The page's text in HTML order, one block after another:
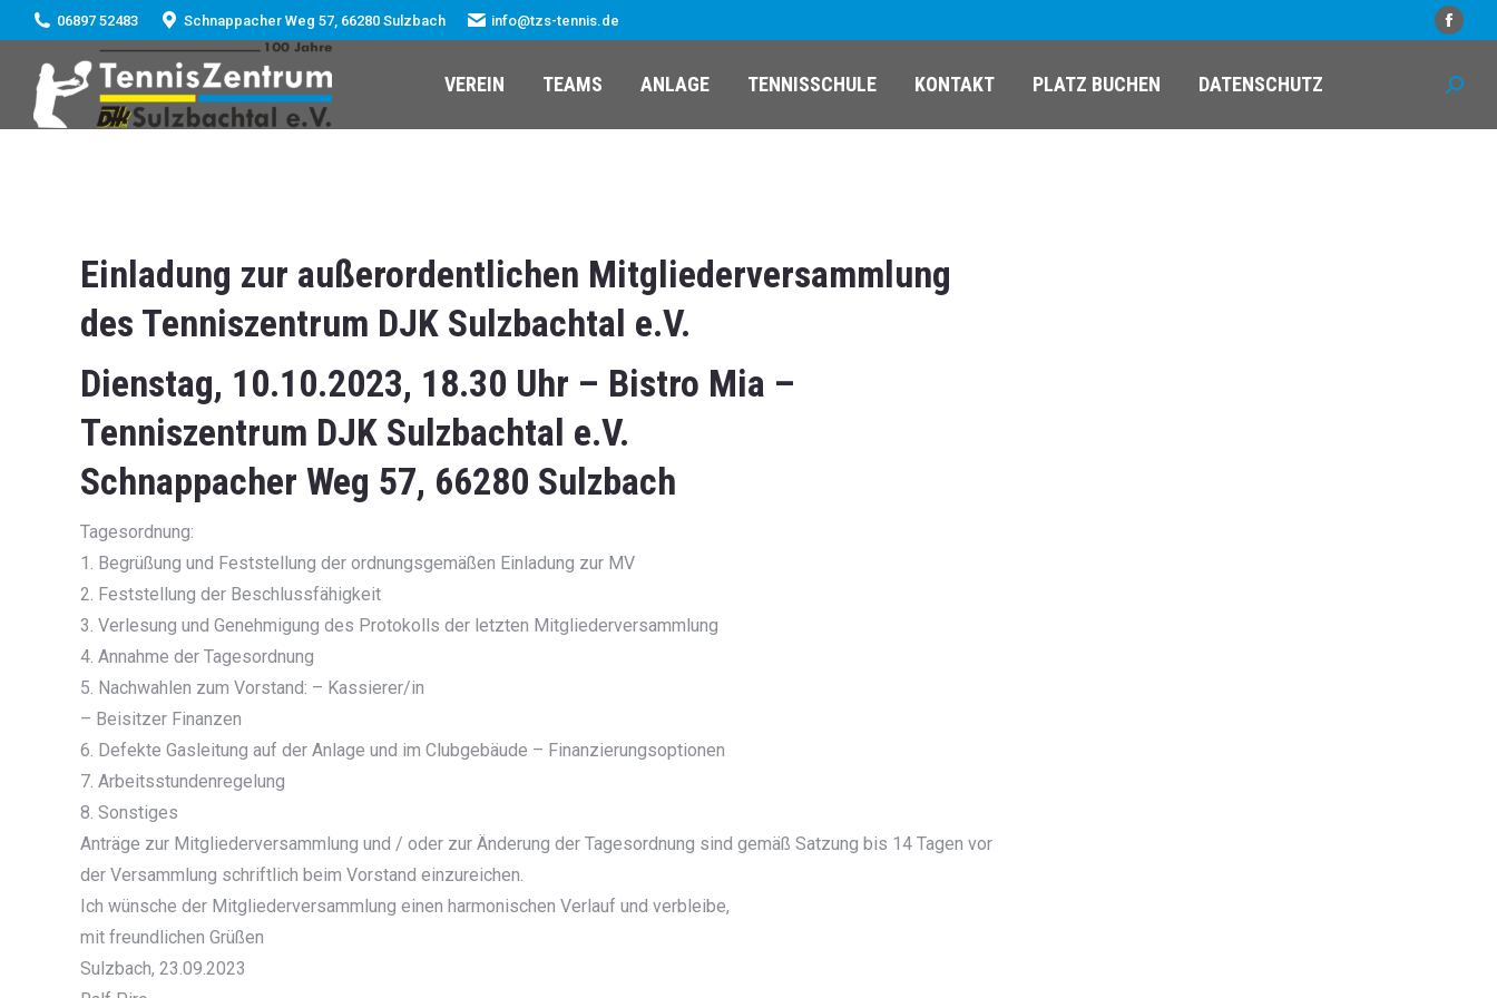
06897 52483 Schnappacher Weg 57, 66280 Sulzbach info@tzs-tennis.de
VEREIN TEAMS ANLAGE TENNISSCHULE KONTAKT PLATZ BUCHEN DATENSCHUTZ
Einladung zur außerordentlichen Mitgliederversammlung
des Tenniszentrum DJK Sulzbachtal e.V.
Dienstag, 10.10.2023, 18.30 Uhr – Bistro Mia –
Tenniszentrum DJK Sulzbachtal e.V.
Schnappacher Weg 57, 66280 Sulzbach
Tagesordnung:
1. Begrüßung und Feststellung der ordnungsgemäßen Einladung zur MV
2. Feststellung der Beschlussfähigkeit
3. Verlesung und Genehmigung des Protokolls der letzten Mitgliederversammlung
4. Annahme der Tagesordnung
5. Nachwahlen zum Vorstand: – Kassierer/in
– Beisitzer Finanzen
6. Defekte Gasleitung auf der Anlage und im Clubgebäude – Finanzierungsoptionen
7. Arbeitsstundenregelung
8. Sonstiges
Anträge zur Mitgliederversammlung und / oder zur Änderung der Tagesordnung sind gemäß Satzung bis 14 Tagen vor
der Versammlung schriftlich beim Vorstand einzureichen.
Ich wünsche der Mitgliederversammlung einen harmonischen Verlauf und verbleibe,
mit freundlichen Grüßen
Sulzbach, 23.09.2023